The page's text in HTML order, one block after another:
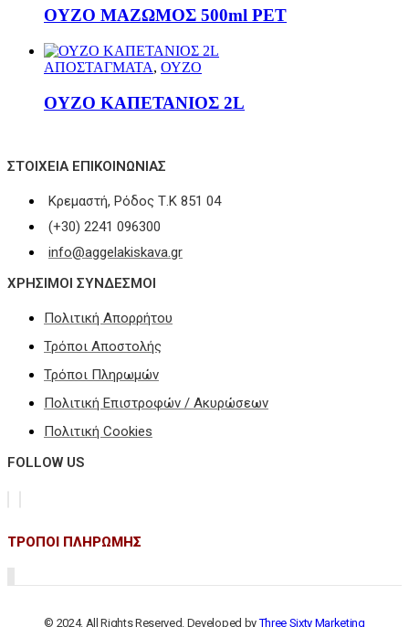
ΟΥΖΟ ΜΑΖΩΜΟΣ 500ml PET
ΑΠΟΣΤΑΓΜΑΤΑ, ΟΥΖΟ
ΟΥΖΟ ΚΑΠΕΤΑΝΙΟΣ 2L
ΣΤΟΙΧΕΊΑ ΕΠΙΚΟΙΝΩΝΊΑΣ
Κρεμαστή, Ρόδος Τ.Κ 851 04
(+30) 2241 096300
info@aggelakiskava.gr
ΧΡΗΣΙΜΟΙ ΣΥΝΔΕΣΜΟΙ
Πολιτική Απορρήτου
Τρόποι Αποστολής
Τρόποι Πληρωμών
Πολιτική Επιστροφών / Ακυρώσεων
Πολιτική Cookies
FOLLOW US
ΤΡΟΠΟΙ ΠΛΗΡΩΜΗΣ
© 2024. All Rights Reserved. Developed byThree Sixty Marketing